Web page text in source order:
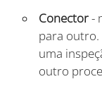
Conector-
para outro.
uma
outro